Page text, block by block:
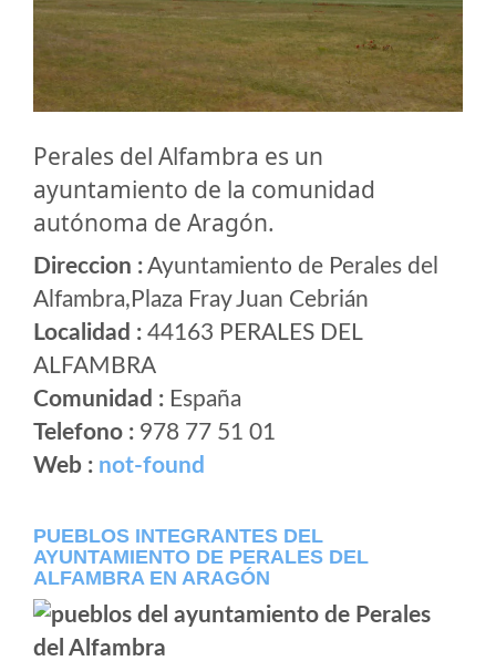
Perales del Alfambra es un
ayuntamiento de la comunidad
autónoma de Aragón.
Direccion :Ayuntamiento de Perales del
Alfambra,Plaza Fray Juan Cebrián
Localidad : 44163 PERALES DEL
ALFAMBRA
Comunidad : España
Telefono : 978 77 51 01
Web : not-found
PUEBLOS INTEGRANTES DEL
AYUNTAMIENTO DE PERALES DEL
ALFAMBRA EN ARAGÓN